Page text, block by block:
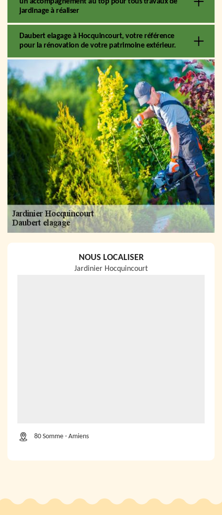
jardinage à réaliser
Daubert elagage à Hocquincourt, votre référence
pour la rénovation de votre patrimoine extérieur.
NOUS LOCALISER
Jardinier Hocquincourt
80 Somme - Amiens